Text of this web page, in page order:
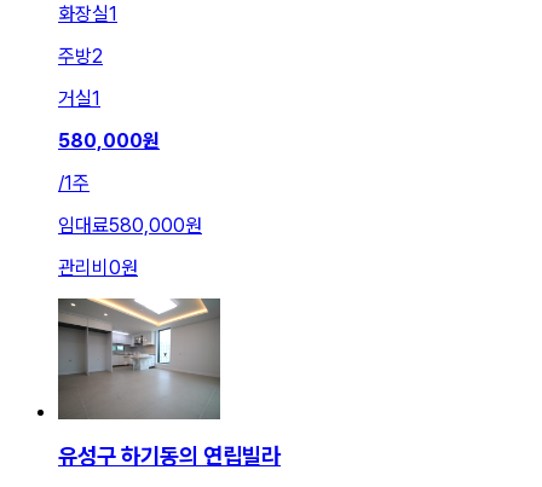
화장실1
주방2
거실1
580,000원
/1주
임대료580,000원
관리비 0원
유성구 하기동의 연립빌라